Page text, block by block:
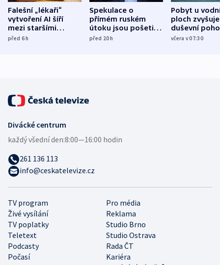
Falešní „lékaři“
vytvoření AI šíří
mezi staršími
Poláky nebezpečné
před 6h
Spekulace o
přímém ruském
útoku jsou pošetilé,
míní estonský
před 20h
Pobyt u
ploch zvyšuje
duševní
ukázala
včera v 07:30
TV program
Pro média
Živé vysílání
Reklama
TV poplatky
Studio Brno
Teletext
Studio Ostrava
Podcasty
Rada ČT
Počasí
Kariéra
Divácké centrum
každý všední den:8:00—16:00 hodin
261 136 113
info@ceskatelevize.cz